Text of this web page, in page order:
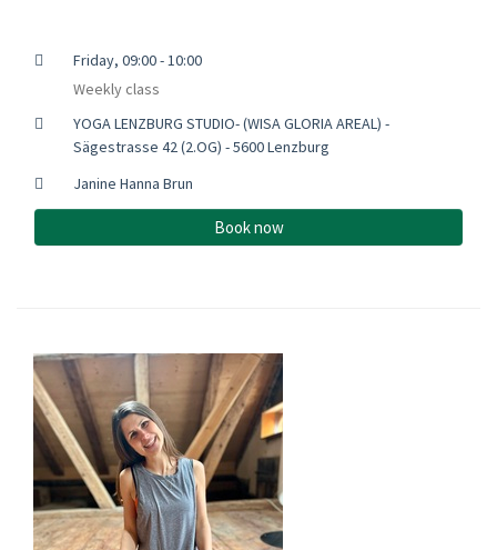
Friday, 09:00 - 10:00
Weekly class
YOGA LENZBURG STUDIO- (WISA GLORIA AREAL) -
Sägestrasse 42 (2.OG) - 5600 Lenzburg
Janine Hanna Brun
Book now